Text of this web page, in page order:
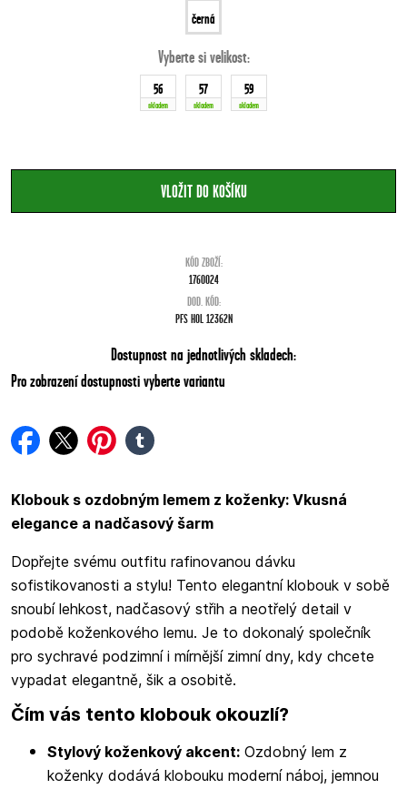
černá
Vyberte si velikost:
56
skladem
57
skladem
59
skladem
KÓD ZBOŽÍ:
1760024
DOD. KÓD:
PFS HOL 12362N
Dostupnost na jednotlivých skladech:
Pro zobrazení dostupnosti vyberte variantu
facebook
twitterpinterest
tumblr
Klobouk s ozdobným lemem z koženky: Vkusná
elegance a nadčasový šarm
Dopřejte svému outfitu rafinovanou dávku
sofistikovanosti a stylu! Tento elegantní klobouk v sobě
snoubí lehkost, nadčasový střih a neotřelý detail v
podobě koženkového lemu. Je to dokonalý společník
pro sychravé podzimní i mírnější zimní dny, kdy chcete
vypadat elegantně, šik a osobitě.
Čím vás tento klobouk okouzlí?
Stylový koženkový akcent: Ozdobný lem z
koženky dodává klobouku moderní náboj, jemnou